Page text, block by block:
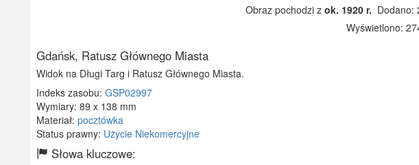
Obraz pochodzi z ok. 1920 r. Dodano:
Wyświetlono:
Gdańsk, Ratusz Głównego Miasta
Widok na Długi Targ i Ratusz Głównego Miasta.
Indeks zasobu: GSP02997
Wymiary: 89 x 138 mm
Materiał: pocztówka
Status prawny: Użycie Niekomercyjne
Słowa kluczowe: